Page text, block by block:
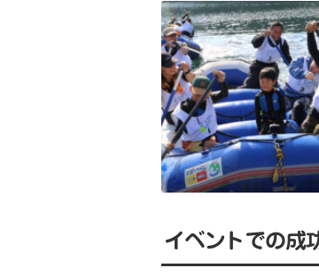
イベントでの成